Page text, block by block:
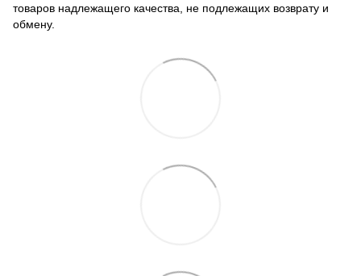
товаров надлежащего качества, не подлежащих возврату и
обмену.